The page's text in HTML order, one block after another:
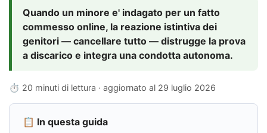
Quando un minore e' indagato per un fatto
commesso online, la reazione istintiva dei
genitori — cancellare tutto — distrugge la prova
a discarico e integra una condotta autonoma.
⏱ 20 minuti di lettura · aggiornato al 29 luglio 2026
📋 In questa guida